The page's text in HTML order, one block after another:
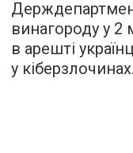
винагороду у
в арешті
у кіберзлочинах.